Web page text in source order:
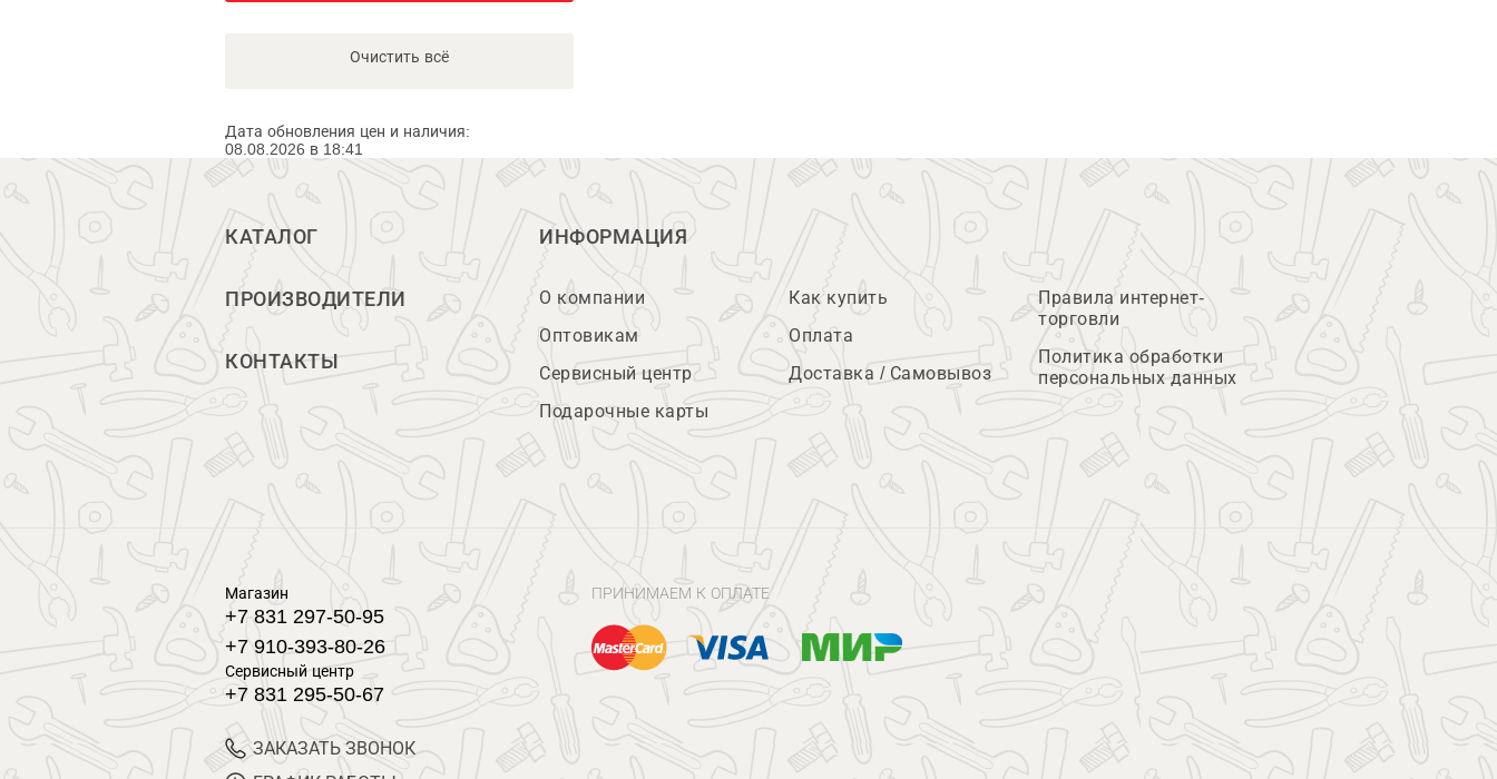
Очистить всё
Дата обновления цен и наличия:
08.08.2026 в 18:41
КАТАЛОГ
ПРОИЗВОДИТЕЛИ
КОНТАКТЫ
ИНФОРМАЦИЯ
О компании
Оптовикам
Сервисный центр
Подарочные карты
Как купить
Оплата
Доставка / Самовывоз
Правила интернет-
торговли
Политика обработки
персональных данных
Магазин
+7 831 297-50-95
+7 910-393-80-26
Сервисный центр
+7 831 295-50-67
ЗАКАЗАТЬ ЗВОНОК
ПРИНИМАЕМ К ОПЛАТЕ